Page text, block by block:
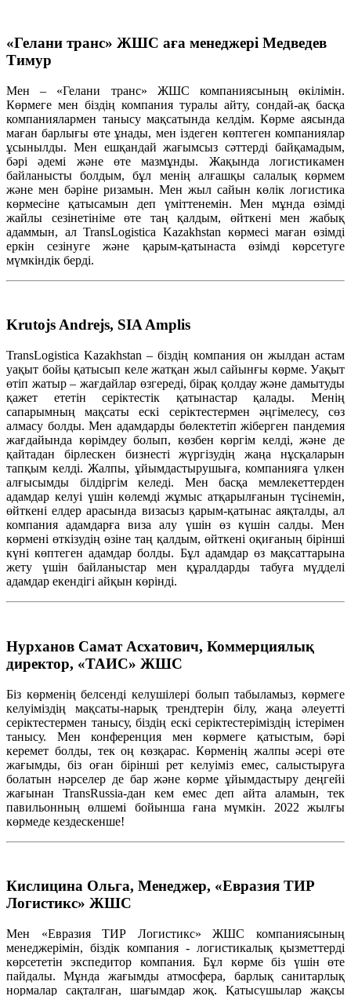
«Гелани транс» ЖШС аға менеджері Медведев
Тимур
Мен – «Гелани транс» ЖШС компаниясының өкілімін.
Көрмеге мен біздің компания туралы айту, сондай-ақ басқа
компаниялармен танысу мақсатында келдім. Көрме аясында
маған барлығы өте ұнады, мен іздеген көптеген компаниялар
ұсынылды. Мен ешқандай жағымсыз сәттерді байқамадым,
бәрі әдемі және өте мазмұнды. Жақында логистикамен
байланысты болдым, бұл менің алғашқы салалық көрмем
және мен бәріне ризамын. Мен жыл сайын көлік логистика
көрмесіне қатысамын деп үміттенемін. Мен мұнда өзімді
жайлы сезінетініме өте таң қалдым, өйткені мен жабық
адаммын, ал TransLogistica Kazakhstan көрмесі маған өзімді
еркін сезінуге және қарым-қатынаста өзімді көрсетуге
мүмкіндік берді.
Krutojs Andrejs, SIA Amplis
TransLogistica Kazakhstan – біздің компания он жылдан астам
уақыт бойы қатысып келе жатқан жыл сайынғы көрме. Уақыт
өтіп жатыр – жағдайлар өзгереді, бірақ қолдау және дамытуды
қажет ететін серіктестік қатынастар қалады. Менің
сапарымның мақсаты ескі серіктестермен әңгімелесу, сөз
алмасу болды. Мен адамдарды бөлектетіп жіберген пандемия
жағдайында көрімдеу болып, көзбен көргім келді, және де
қайтадан бірлескен бизнесті жүргізудің жаңа нұсқаларын
тапқым келді. Жалпы, ұйымдастырушыға, компанияға үлкен
алғысымды білдіргім келеді. Мен басқа мемлекеттерден
адамдар келуі үшін көлемді жұмыс атқарылғанын түсінемін,
өйткені елдер арасында визасыз қарым-қатынас аяқталды, ал
компания адамдарға виза алу үшін өз күшін салды. Мен
көрмені өткізудің өзіне таң қалдым, өйткені оқиғаның бірінші
күні көптеген адамдар болды. Бұл адамдар өз мақсаттарына
жету үшін байланыстар мен құралдарды табуға мүдделі
адамдар екендігі айқын көрінді.
Нурханов Самат Асхатович, Коммерциялық
директор, «ТАИС» ЖШС
Біз көрменің белсенді келушілері болып табыламыз, көрмеге
келуіміздің мақсаты-нарық трендтерін білу, жаңа әлеуетті
серіктестермен танысу, біздің ескі серіктестеріміздің істерімен
танысу. Мен конференция мен көрмеге қатыстым, бәрі
керемет болды, тек оң көзқарас. Көрменің жалпы әсері өте
жағымды, біз оған бірінші рет келуіміз емес, салыстыруға
болатын нәрселер де бар және көрме ұйымдастыру деңгейі
жағынан TransRussia-дан кем емес деп айта аламын, тек
павильонның өлшемі бойынша ғана мүмкін. 2022 жылғы
көрмеде кездескенше!
Кислицина Ольга, Менеджер, «Евразия ТИР
Логистикс» ЖШС
Мен «Евразия ТИР Логистикс» ЖШС компаниясының
менеджерімін, біздік компания - логистикалық қызметтерді
көрсететін экспедитор компания. Бұл көрме біз үшін өте
пайдалы. Мұнда жағымды атмосфера, барлық санитарлық
нормалар сақталған, шағымдар жоқ. Қатысушылар жақсы